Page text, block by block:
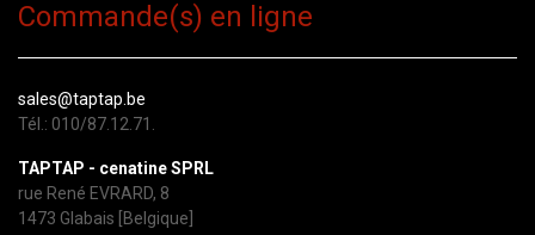
Commande(s) en ligne
sales@taptap.be
Tél.: 010/87.12.71.
TAPTAP - cenatine SPRL
rue René EVRARD, 8
1473 Glabais [Belgique]